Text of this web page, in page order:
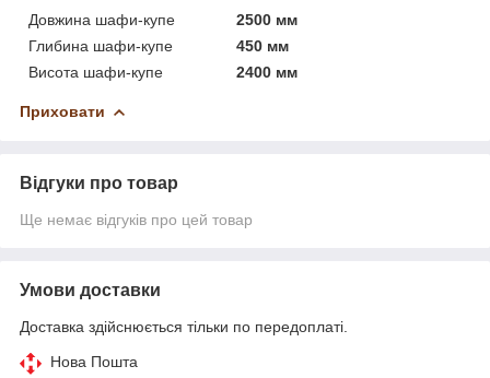
Довжина шафи-купе
2500 мм
Глибина шафи-купе
450 мм
Висота шафи-купе
2400 мм
Приховати
Відгуки про товар
Ще немає відгуків про цей товар
Умови доставки
Доставка здійснюється тільки по передоплаті.
Нова Пошта